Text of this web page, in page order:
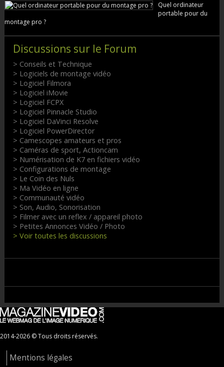
Quel ordinateur
portable pour du
montage pro ?
Discussions sur le Forum
> Conseils et Technique
> Logiciels de montage vidéo
> Logiciel Filmora
> Logiciel iMovie
> Logiciel FCPX
> Logiciel Pinnacle Studio
> Logiciel DaVinci Resolve
> Logiciel PowerDirector
> Camescopes amateurs et pros
> Caméras de sport, Actioncam
> Numérisation de K7 en fichiers vidéo
> Configurations de montage
> Le Coin des Nuls
> Ma Vidéo en ligne
> Communauté vidéo
> Son, Audio, Sonorisation
> Filmer avec un reflex / appareil photo
> Petites Annonces Vidéo / Photo
> Voir toutes les discussions
2014-2026 © Tous droits réservés.
Mentions légales